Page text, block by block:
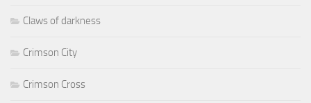
Claws of darkness
Crimson City
Crimson Cross